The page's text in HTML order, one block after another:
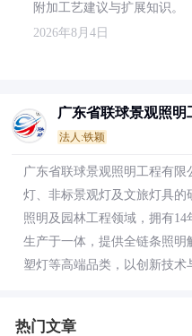
附加工艺建议与扩展知识。
2026年8月4日
广东省联球景观照明
法人:铁颖
广东省联球景观照明工程有
灯、非标景观灯及文旅灯具
照明及园林工程领域，拥有14
生产于一体，提供全链条照
塑灯等高端品类，以创新技术
热门文章